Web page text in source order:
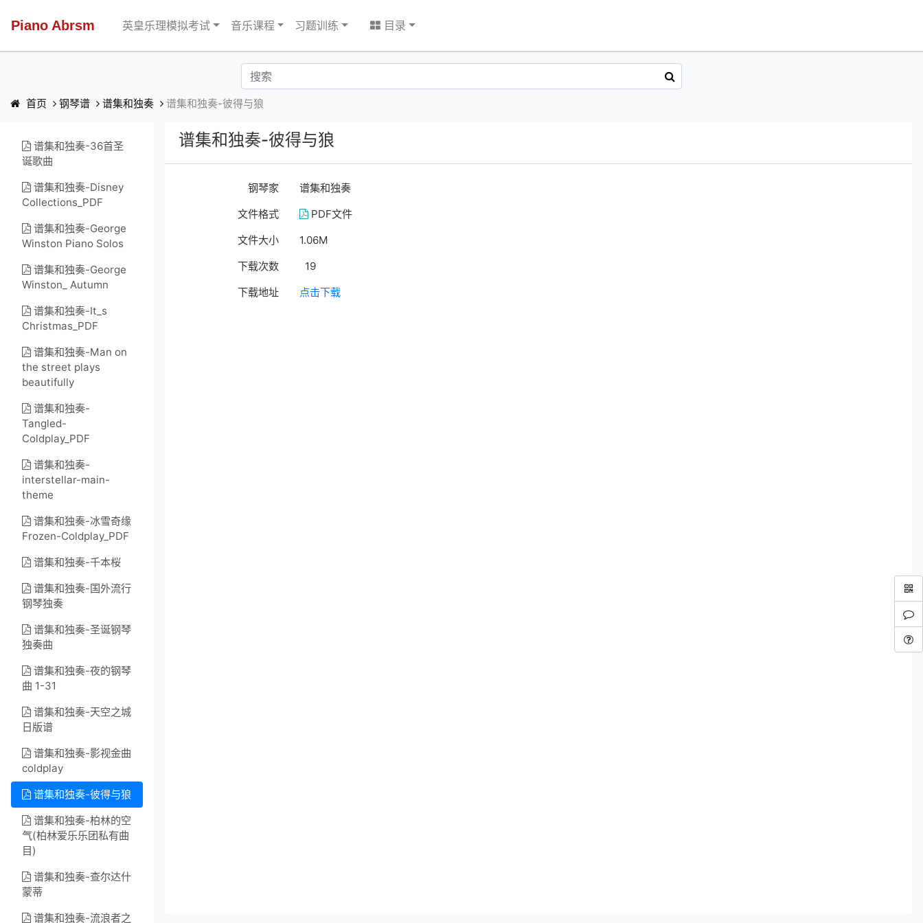
Piano Abrsm 英皇乐理模拟考试 音乐课程 习题训练 目录
首页 钢琴谱 谱集和独奏 谱集和独奏-彼得与狼
谱集和独奏-36首圣
诞歌曲
谱集和独奏-Disney
Collections_PDF
谱集和独奏-George
Winston Piano Solos
谱集和独奏-George
Winston_ Autumn
谱集和独奏-It_s
Christmas_PDF
谱集和独奏-Man on
the street plays
beautifully
谱集和独奏-
Tangled-
Coldplay_PDF
谱集和独奏-
interstellar-main-
theme
谱集和独奏-冰雪奇缘
Frozen-Coldplay_PDF
谱集和独奏-千本桜
谱集和独奏-国外流行
钢琴独奏
谱集和独奏-圣诞钢琴
独奏曲
谱集和独奏-夜的钢琴
曲 1-31
谱集和独奏-天空之城
日版谱
谱集和独奏-影视金曲
coldplay
谱集和独奏-彼得与狼
谱集和独奏-柏林的空
气(柏林爱乐乐团私有曲
目)
谱集和独奏-查尔达什
蒙蒂
谱集和独奏-流浪者之
谱集和独奏-彼得与狼
钢琴家
谱集和独奏
文件格式
PDF文件
文件大小
1.06M
下载次数
19
下载地址
点击下载